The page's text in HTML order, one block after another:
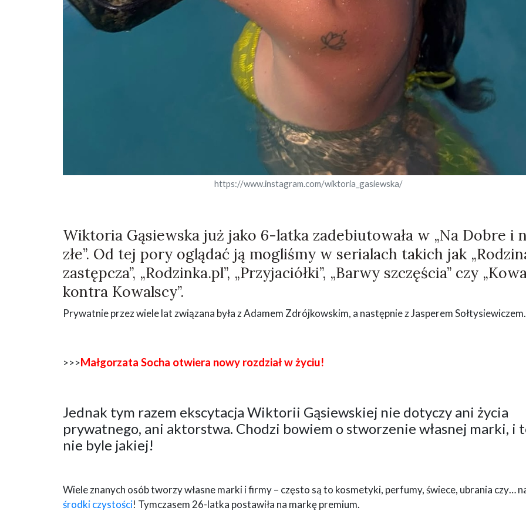
https://www.instagram.com/wiktoria_gasiewska/
Wiktoria Gąsiewska już jako 6-latka zadebiutowała w „Na Dobre i
złe”. Od tej pory oglądać ją mogliśmy w serialach takich jak
zastępcza”, „Rodzinka.pl”, „Przyjaciółki”, „Barwy szczęścia” czy
kontra Kowalscy”.
Prywatnie przez wiele lat związana była z Adamem Zdrójkowskim, a następnie z Jasperem Sołtysiewiczem.
>>>Małgorzata Socha otwiera nowy rozdział w życiu!
Jednak tym razem ekscytacja Wiktorii Gąsiewskiej nie dotyczy ani życia
prywatnego, ani aktorstwa. Chodzi bowiem o stworzenie własnej marki, i
nie byle jakiej!
Wiele znanych osób tworzy własne marki i firmy – często są to kosmetyki, perfumy, świece, ubrania czy…
środki czystości! Tymczasem 26-latka postawiła na markę premium.